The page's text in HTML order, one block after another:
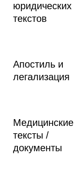
юридических
текстов
Апостиль и
легализация
Медицинские
тексты /
документы